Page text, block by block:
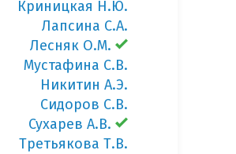
Криницкая Н.Ю.
Лапсина С.А.
Лесняк О.М.
Мустафина С.В.
Никитин А.Э.
Сидоров С.В.
Сухарев А.В.
Третьякова Т.В.